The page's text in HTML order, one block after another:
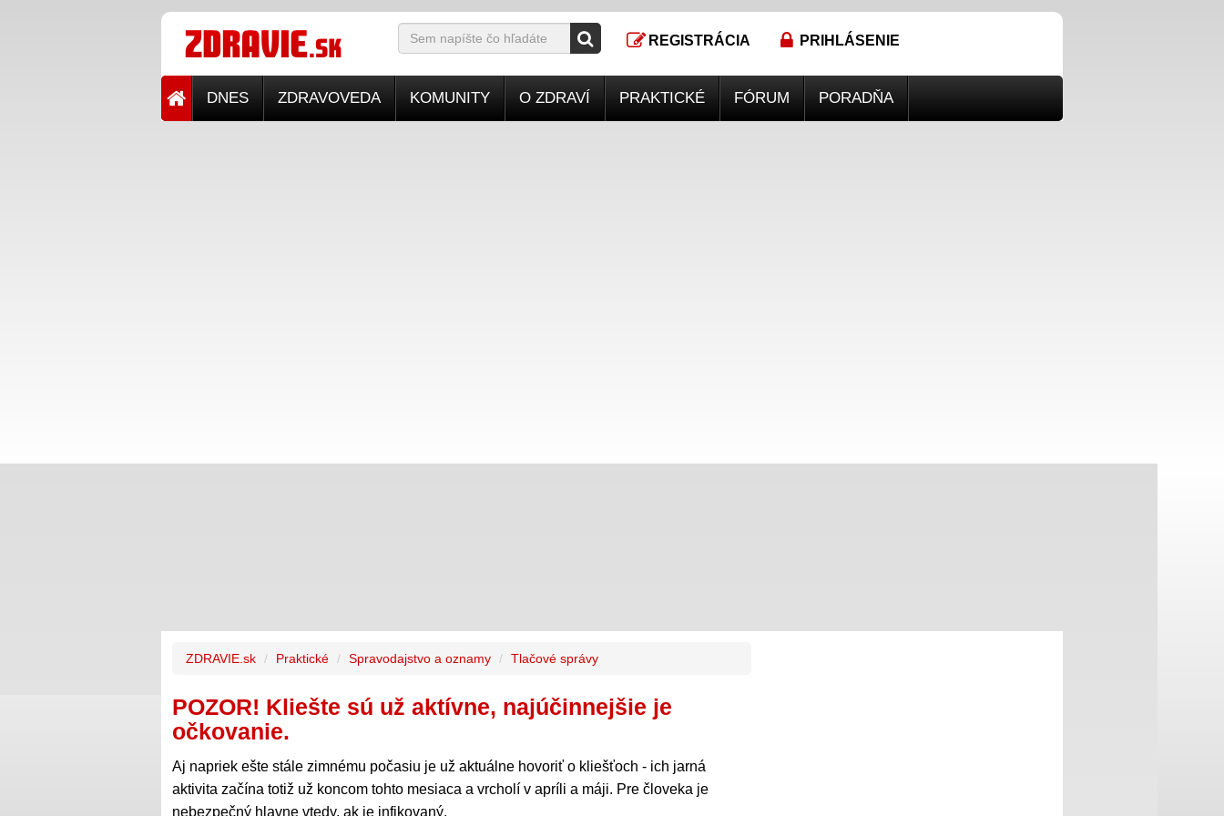
REGISTRÁCIA PRIHLÁSENIE
DNES ZDRAVOVEDA KOMUNITY O ZDRAVÍ PRAKTICKÉ FÓRUM PORADŇA
ZDRAVIE.sk Praktické Spravodajstvo a oznamy Tlačové správy
POZOR! Kliešte sú už aktívne, najúčinnejšie je
očkovanie.
Aj napriek ešte stále zimnému počasiu je už aktuálne hovoriť o kliešťoch - ich jarná
aktivita začína totiž už koncom tohto mesiaca a vrcholí v apríli a máji. Pre človeka je
nebezpečný hlavne vtedy, ak je infikovaný.